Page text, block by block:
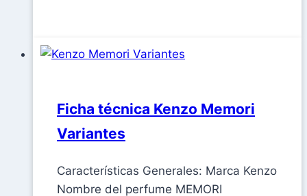
Ficha técnica Kenzo Memori
Variantes
Características Generales: Marca Kenzo
Nombre del perfume MEMORI